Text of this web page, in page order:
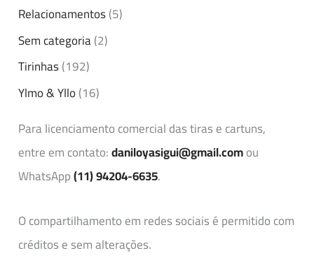
Relacionamentos(5)
Sem categoria(2)
Tirinhas(192)
Ylmo & Yllo(16)
Para licenciamento comercial das tiras e cartuns,
entre em contato:daniloyasigui@gmail.comou
WhatsApp(11) 94204-6635.
O compartilhamento em redes sociais é permitido com
créditos e sem alterações.